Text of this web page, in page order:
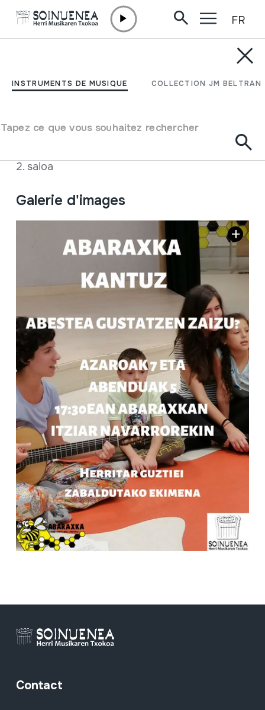
INSTRUMENTS DE MUSIQUE COLLECTION JM BELTRAN
Tapez ce que vous souhaitez rechercher
FR
Abaraxka kantuz!
07 Novembre 2019 - 07 Novembre 2019
Fiche complète
2. saioa
Galerie d'images
Contact